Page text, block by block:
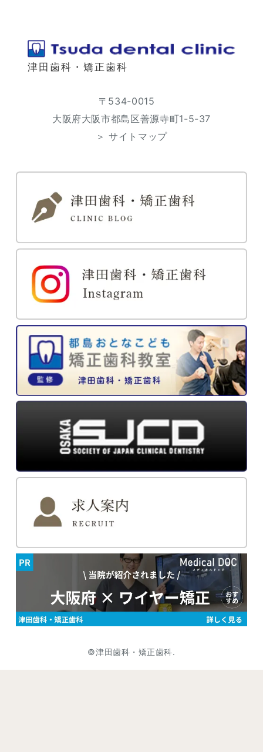
津田歯科・矯正歯科
〒534-0015
大阪府大阪市都島区善源寺町1-5-37
＞ サイトマップ
©津田歯科・矯正歯科.